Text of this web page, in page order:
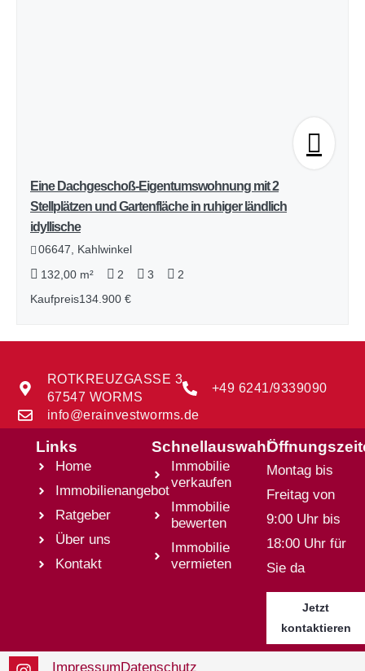
Eine Dachgeschoß-Eigentumswohnung mit 2
Stellplätzen und Gartenfläche in ruhiger ländlich
idyllische
06647, Kahlwinkel
132,00 m²
2 3
2
Kaufpreis134.900 €
ROTKREUZGASSE 3
67547 WORMS
+49 6241/9339090
info@erainvestworms.de
Links
Home
Immobilienangebot
Ratgeber
Über uns
Kontakt
Schnellauswahl
Immobilie
verkaufen
Immobilie
bewerten
Immobilie
vermieten
Montag bis
Freitag von
9:00 Uhr bis
18:00 Uhr für
Sie da
Jetzt
kontaktieren
ImpressumDatenschutz